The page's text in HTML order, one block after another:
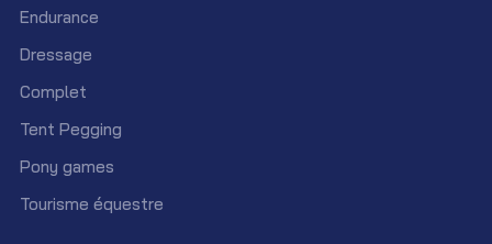
Endurance
Dressage
Complet
Tent Pegging
Pony games
Tourisme équestre